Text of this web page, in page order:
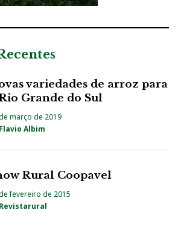
variedades de arroz para
Grande do Sul
março de 2019
Flavio Albim
Rural Coopavel
fevereiro de 2015
Revistarural